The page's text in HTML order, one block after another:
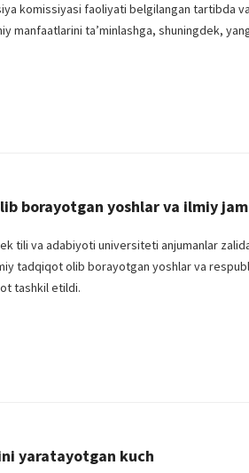
komissiyasi faoliyati belgilangan tartibda
manfaatlarini ta’minlashga, shuningdek,
borayotgan yoshlar va ilmiy
tili va adabiyoti universiteti anjumanlar
tadqiqot olib borayotgan yoshlar va
tashkil etildi.
yaratayotgan kuch